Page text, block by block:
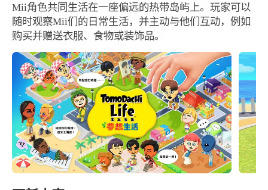
Mii角色共同生活在一座偏远的热带岛屿上。玩家可以
随时观察Mii们的日常生活，并主动与他们互动，例如
购买并赠送衣服、食物或装饰品。